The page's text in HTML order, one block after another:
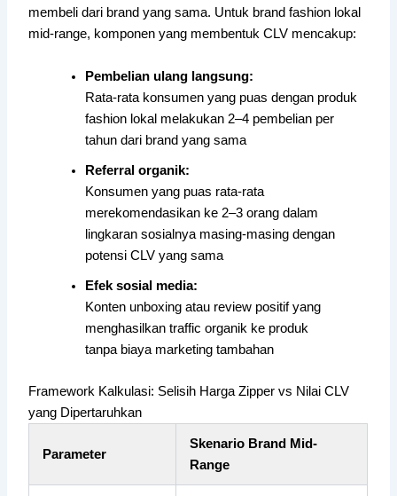
membeli dari brand yang sama. Untuk brand fashion lokal
mid-range, komponen yang membentuk CLV mencakup:
Pembelian ulang langsung:
Rata-rata konsumen yang puas dengan produk
fashion lokal melakukan 2–4 pembelian per
tahun dari brand yang sama
Referral organik:
Konsumen yang puas rata-rata
merekomendasikan ke 2–3 orang dalam
lingkaran sosialnya masing-masing dengan
potensi CLV yang sama
Efek sosial media:
Konten unboxing atau review positif yang
menghasilkan traffic organik ke produk
tanpa biaya marketing tambahan
Framework Kalkulasi: Selisih Harga Zipper vs Nilai CLV
yang Dipertaruhkan
Parameter
Skenario Brand Mid-
Range